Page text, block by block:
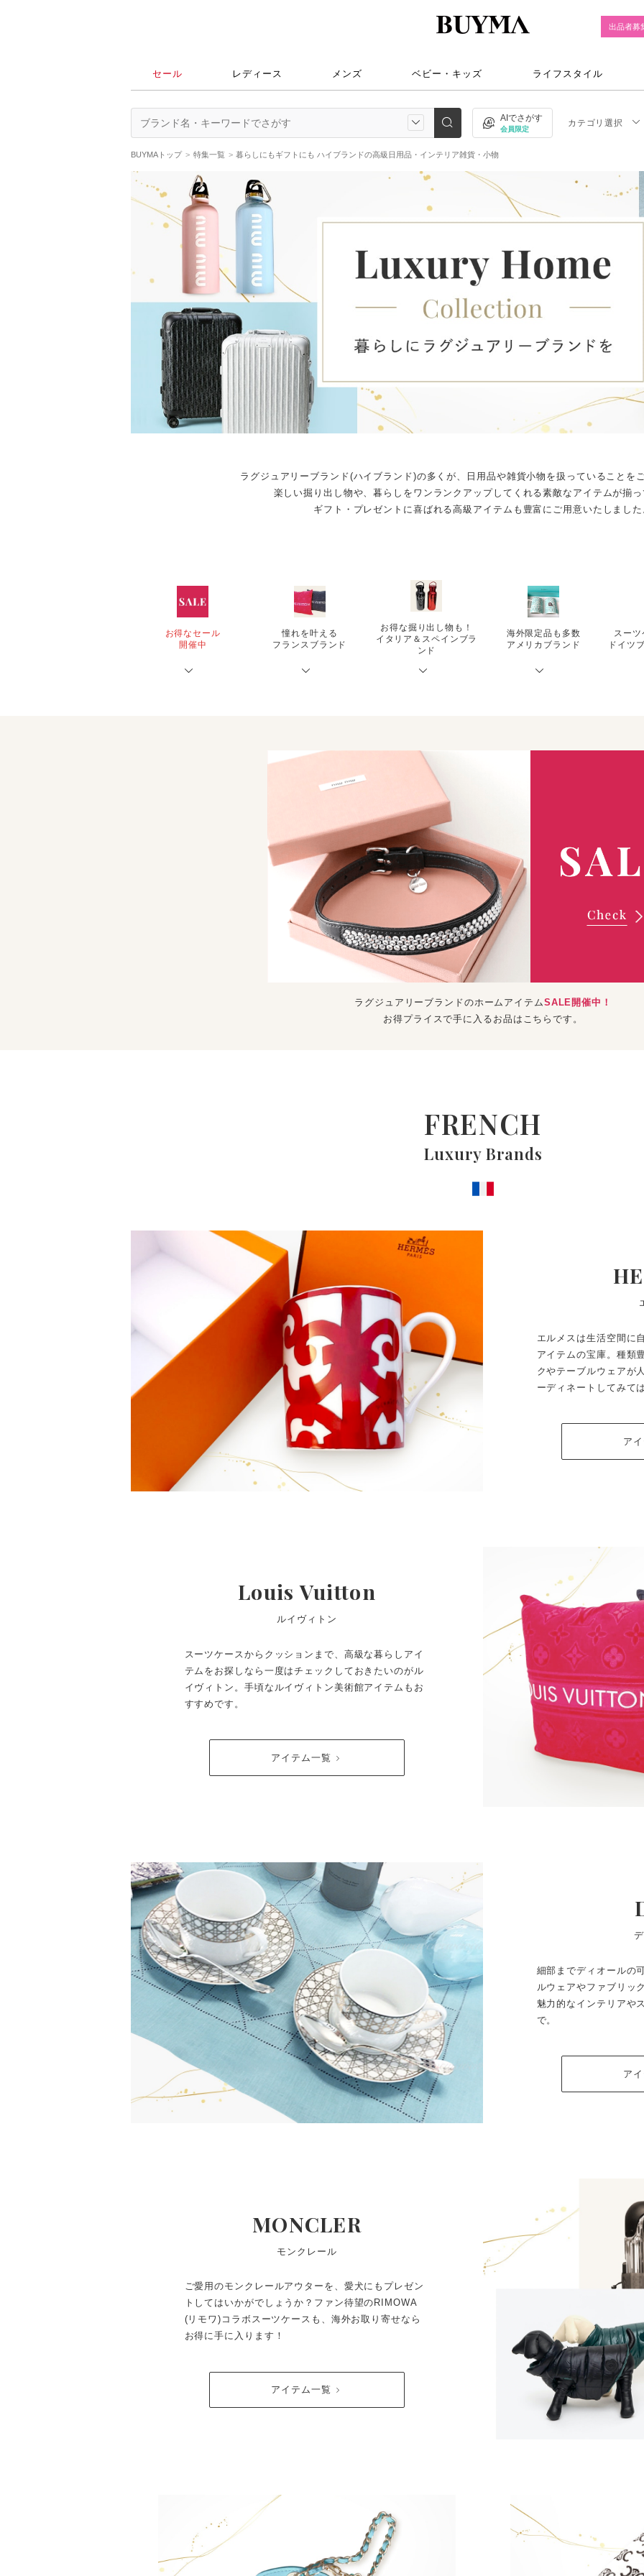
出品者募
セール レディース メンズ ベビー・キッズ ライフスタイル
AIでさがす
会員限定
カテゴリ選択
BUYMAトップ 特集一覧 暮らしにもギフトにも ハイブランドの高級日用品・インテリア雑貨・小物
ラグジュアリーブランド(ハイブランド)の多くが、日用品や雑貨小物を扱っていることを
楽しい掘り出し物や、暮らしをワンランクアップしてくれる素敵なアイテムが揃
ギフト・プレゼントに喜ばれる高級アイテムも豊富にご用意いたしまし
お得なセール
開催中
憧れを叶える
フランスブランド
お得な掘り出し物も！
イタリア＆スペインブラ
ンド
海外限定品も多数
アメリカブランド
スー
ドイツ
ラグジュアリーブランドのホームアイテムSALE開催中！
お得プライスで手に入るお品はこちらです。
FRENCH
Luxury Brands
エルメスは生活空間に
アイテムの宝庫。種類
クやテーブルウェアが
ーディネートしてみて
ア
Louis Vuitton
ルイヴィトン
スーツケースからクッションまで、高級な暮らしアイ
テムをお探しなら一度はチェックしておきたいのがル
イヴィトン。手頃なルイヴィトン美術館アイテムもお
すすめです。
アイテム一覧
細部までディオールの
ルウェアやファブリッ
魅力的なインテリアや
で。
ア
MONCLER
モンクレール
ご愛用のモンクレールアウターを、愛犬にもプレゼン
トしてはいかがでしょうか？ファン待望のRIMOWA
(リモワ)コラボスーツケースも、海外お取り寄せなら
お得に手に入ります！
アイテム一覧